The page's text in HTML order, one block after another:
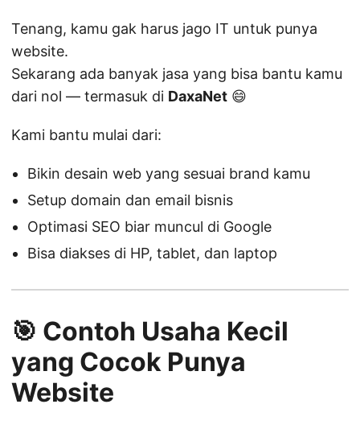
Tenang, kamu gak harus jago IT untuk punya
website.
Sekarang ada banyak jasa yang bisa bantu kamu
dari nol — termasuk di DaxaNet 😄
Kami bantu mulai dari:
Bikin desain web yang sesuai brand kamu
Setup domain dan email bisnis
Optimasi SEO biar muncul di Google
Bisa diakses di HP, tablet, dan laptop
🎯 Contoh Usaha Kecil
yang Cocok Punya
Website